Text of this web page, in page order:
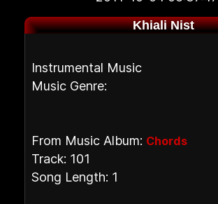
Khiali Nist
Instrumental Music
Music Genre:
From Music Album: Chords
Track: 101
Song Length: 1